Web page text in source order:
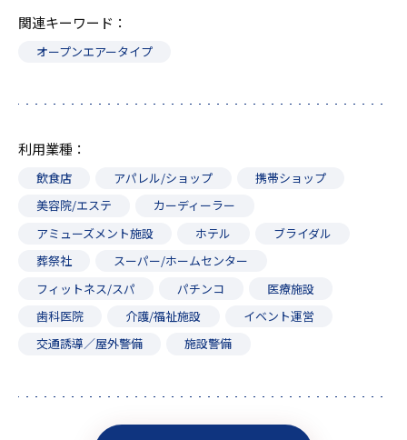
関連キーワード
オープンエアータイプ
利用業種
飲食店 アパレル/ショップ
携帯ショップ
美容院/エステ
カーディーラー
アミューズメント施設
ホテル
ブライダル
葬祭社
スーパー/ホームセンター
フィットネス/スパ
パチンコ
医療施設
歯科医院
介護/福祉施設
イベント運営
交通誘導／屋外警備
施設警備